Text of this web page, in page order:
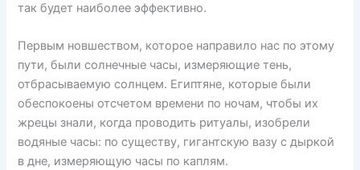
так будет наиболее эффективно.
Первым новшеством, которое направило нас по этому
пути, были солнечные часы, измеряющие тень,
отбрасываемую солнцем. Египтяне, которые были
обеспокоены отсчетом времени по ночам, чтобы их
жрецы знали, когда проводить ритуалы, изобрели
водяные часы: по существу, гигантскую вазу с дыркой
в дне, измеряющую часы по каплям.